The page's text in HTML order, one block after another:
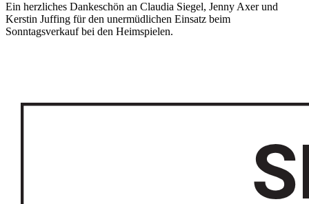
Ein herzliches Dankeschön an Claudia Siegel, Jenny Axer und
Kerstin Juffing für den unermüdlichen Einsatz beim
Sonntagsverkauf bei den Heimspielen.